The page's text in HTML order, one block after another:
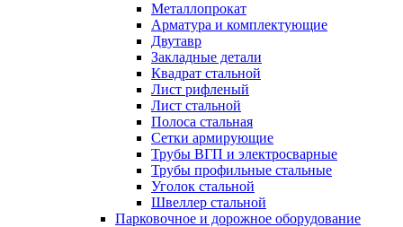
Металлопрокат
Арматура и комплектующие
Двутавр
Закладные детали
Квадрат стальной
Лист рифленый
Лист стальной
Полоса стальная
Сетки армирующие
Трубы ВГП и электросварные
Трубы профильные стальные
Уголок стальной
Швеллер стальной
Парковочное и дорожное оборудование